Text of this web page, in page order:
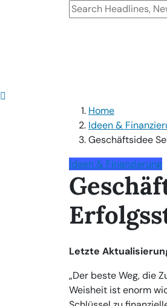
Home
Ideen &
Geschäftsidee
Ideen & Finanzierung
Letzte
„Der beste Weg, die
Weisheit ist enorm